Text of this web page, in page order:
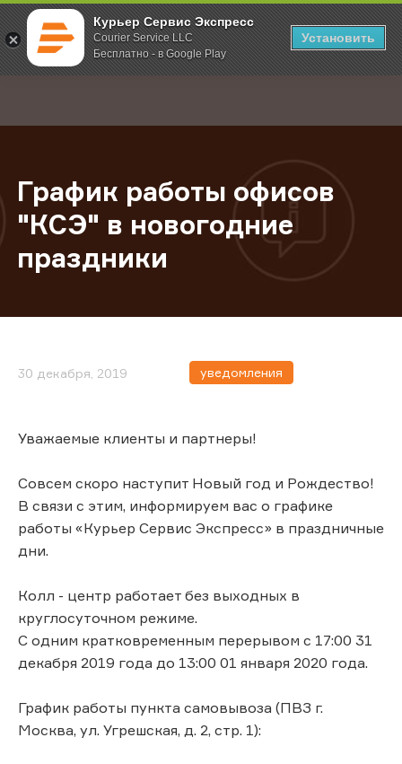
Курьер Сервис Экспресс
Courier Service LLC
Бесплатно - в Google Play
Установить
; Главная О компании Новости График работы офисов "КСЭ" в
График работы офисов
"КСЭ" в новогодние
праздники
30 декабря, 2019 уведомления
Уважаемые клиенты и партнеры!
Совсем скоро наступит Новый год и Рождество!
В связи с этим, информируем вас о графике
работы «Курьер Сервис Экспресс» в праздничные
дни.
Колл - центр работает без выходных в
круглосуточном режиме.
C одним кратковременным перерывом с 17:00 31
декабря 2019 года до 13:00 01 января 2020 года.
График работы пункта самовывоза (ПВЗ г.
Москва, ул. Угрешская, д. 2, стр. 1):